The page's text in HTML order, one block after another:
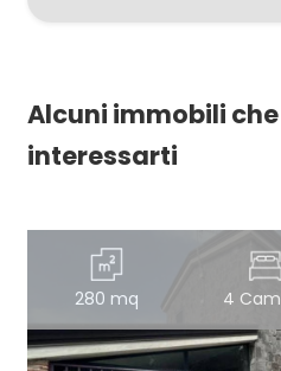
Alcuni immobili
interessarti
280 mq 4